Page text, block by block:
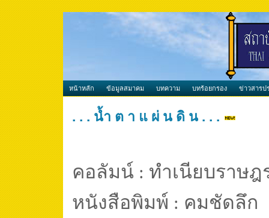
หน้าหลัก ข้อมูลสมาคม บทความ บทร้อยกรอง ข่าวสารป
. . . น้ำ ต า แ ผ่ น ดิ น . . .
คอลัมน์ : ทำเนียบราษฎ
หนังสือพิมพ์ : คมชัดลึก